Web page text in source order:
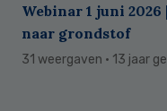
Webinar 1 juni
naar grondstof
31 weergaven · 13 jaar